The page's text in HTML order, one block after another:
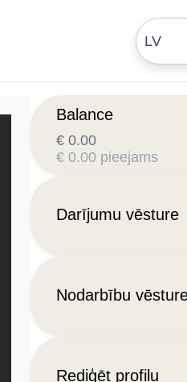
Balance
€ 0.00
€ 0.00 pieejams
Darījumu vēsture
Nodarbību
Rediģēt profilu